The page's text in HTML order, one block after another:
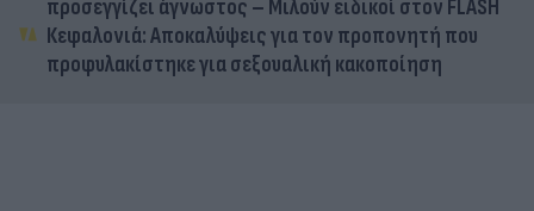
προσεγγίζει άγνωστος – Μιλούν ειδικοί στον FLASH
Κεφαλονιά: Αποκαλύψεις για τον προπονητή που
προφυλακίστηκε για σεξουαλική κακοποίηση